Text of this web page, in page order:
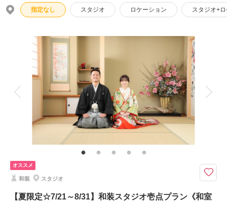
3万円以下のプラン スタジオでの撮影
衣装追加無料 豊富な色打掛・着物
神社・寺院での撮影 豊富なドレス
豊富な白無垢
衣装の試着
事前来店なしで撮影 両親の衣装 家族・友人と撮影
指定なし スタジオ ロケーション スタジオ+
オススメ
和装 スタジオ
【夏限定☆7/21～8/31】和装スタジオ壱点プラン《和室